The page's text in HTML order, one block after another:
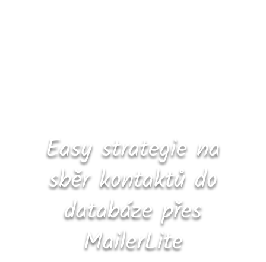
Easy strategie na
sběr kontaktů do
databáze přes
MailerLite